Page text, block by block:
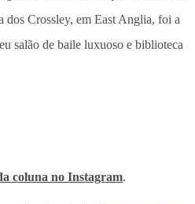
dos Crossley, em East Anglia, foi a
salão de baile luxuoso e biblioteca
coluna no Instagram.